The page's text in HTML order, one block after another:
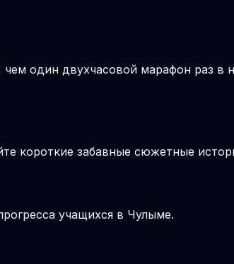
один двухчасовой марафон раз в
короткие забавные сюжетные
учащихся в Чулыме.